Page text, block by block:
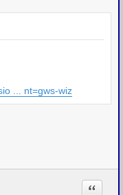
... nt=gws-wiz
Citation